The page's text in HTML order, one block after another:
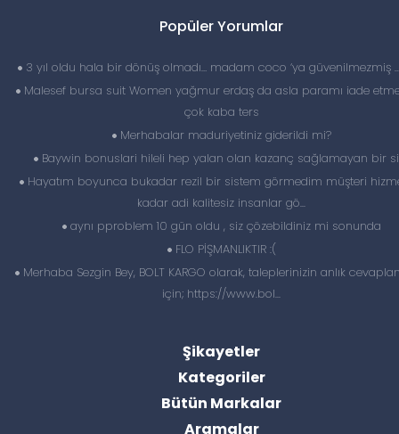
Popüler Yorumlar
3 yıl oldu hala bir dönüş olmadı… madam coco ‘ya güvenilmezmiş
Malesef bursa suit Women yağmur erdaş da asla paramı iade
çok kaba ters
Merhabalar maduriyetiniz giderildi mi?
Baywin bonuslari hileli hep yalan olan kazanç sağlamayan bir
Hayatım boyunca bukadar rezil bir sistem görmedim müşteri
kadar adi kalitesiz insanlar gö...
aynı pproblem 10 gün oldu , siz çözebildiniz mi sonunda
FLO PİŞMANLIKTIR :(
Merhaba Sezgin Bey, BOLT KARGO olarak, taleplerinizin anlık
için; https://www.bol...
Şikayetler
Kategoriler
Bütün Markalar
Aramalar